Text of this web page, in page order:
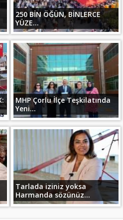
250 BİN ÖĞÜN, BİNLERCE
YÜZE...
MHP Çorlu İlçe Teşkilatında
Yeni...
Tarlada iziniz yoksa
Harmanda sözünüz...